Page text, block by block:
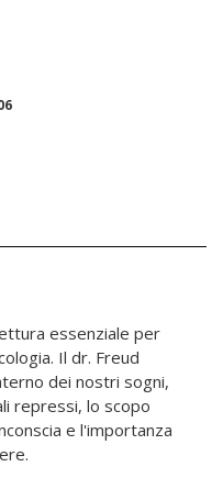
essenziale per
Il dr. Freud
dei nostri sogni,
repressi, lo scopo
e l'importanza